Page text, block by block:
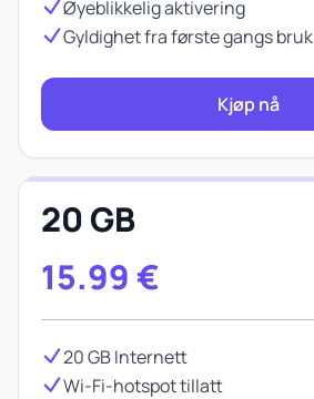
Øyeblikkelig aktivering
Gyldighet fra første gangs bruk
Kjøp nå
20 GB
15.99 €
20 GB Internett
Wi-Fi-hotspot tillatt